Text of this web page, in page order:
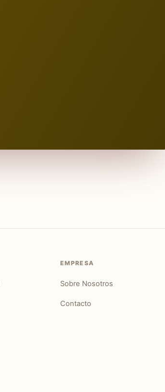
EMPRESA
Sobre Nosotros
Contacto